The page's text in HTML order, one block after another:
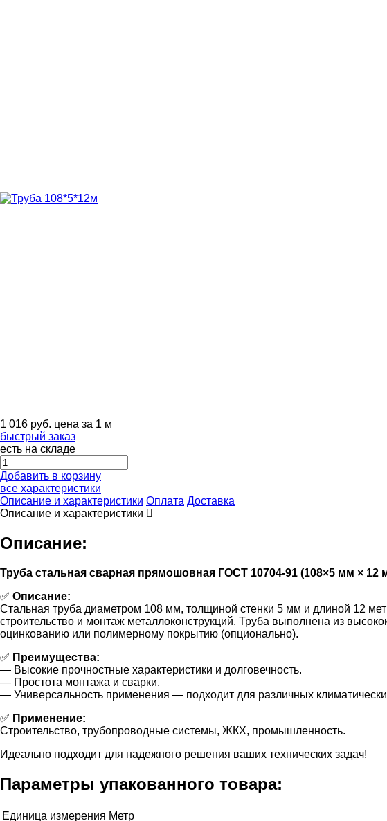
1 016 руб. цена за 1 м
быстрый заказ
есть на складе
Добавить в корзину
все характеристики
Описание и характеристики Оплата Доставка
Описание и характеристики
Описание:
Труба стальная сварная прямошовная ГОСТ 10704-91 (108×5 мм × 12
✅ Описание:
Стальная труба диаметром 108 мм, толщиной стенки 5 мм и длиной 12
строительство и монтаж металлоконструкций. Труба выполнена из
оцинкованию или полимерному покрытию (опционально).
✅ Преимущества:
— Высокие прочностные характеристики и долговечность.
— Простота монтажа и сварки.
— Универсальность применения — подходит для различных
✅ Применение:
Строительство, трубопроводные системы, ЖКХ, промышленность.
Идеально подходит для надежного решения ваших технических задач!
Параметры упакованного товара:
Единица измерения Метр